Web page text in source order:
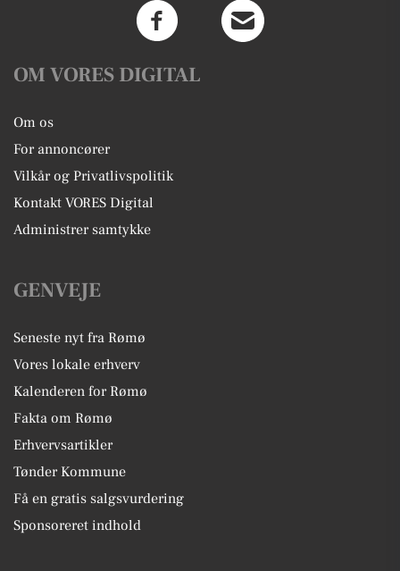
OM VORES DIGITAL
Om os
For annoncører
Vilkår og Privatlivspolitik
Kontakt VORES Digital
Administrer samtykke
GENVEJE
Seneste nyt fra Rømø
Vores lokale erhverv
Kalenderen for Rømø
Fakta om Rømø
Erhvervsartikler
Tønder Kommune
Få en gratis salgsvurdering
Sponsoreret indhold